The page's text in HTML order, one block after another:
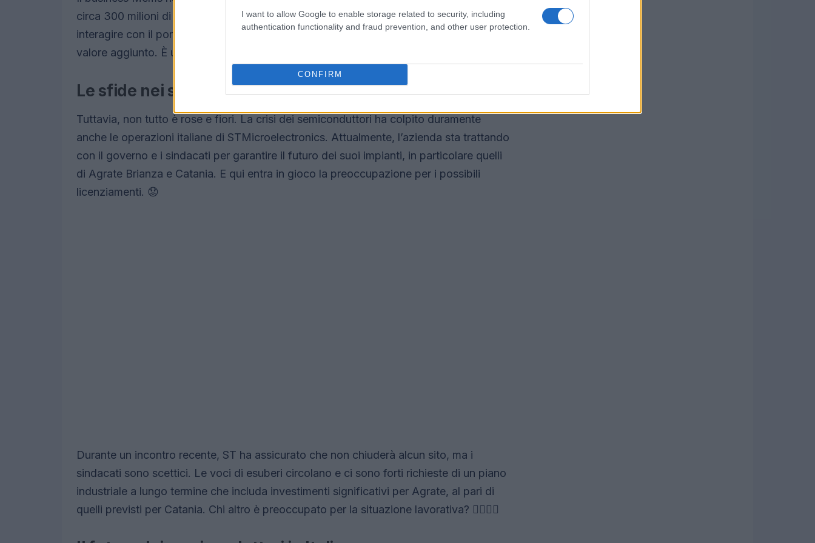
I want to allow Google to enable storage related to security, including
authentication functionality and fraud prevention, and other user protection.
CONFIRM
circa 300 milioni di dollari di ricavi nel 2024. E ora STMicroelectronics potrà non solo
interagire con il portafoglio clienti di Nxp, ma anche vendere soluzioni integrate a
valore aggiunto. È un win-win, giusto? 💪✨
Le sfide nei siti produttivi italiani
Tuttavia, non tutto è rose e fiori. La crisi dei semiconduttori ha colpito duramente
anche le operazioni italiane di STMicroelectronics. Attualmente, l’azienda sta trattando
con il governo e i sindacati per garantire il futuro dei suoi impianti, in particolare quelli
di Agrate Brianza e Catania. E qui entra in gioco la preoccupazione per i possibili
licenziamenti. 😟
Durante un incontro recente, ST ha assicurato che non chiuderà alcun sito, ma i
sindacati sono scettici. Le voci di esuberi circolano e ci sono forti richieste di un piano
industriale a lungo termine che includa investimenti significativi per Agrate, al pari di
quelli previsti per Catania. Chi altro è preoccupato per la situazione lavorativa? 🙋‍♀️🤷‍♂️